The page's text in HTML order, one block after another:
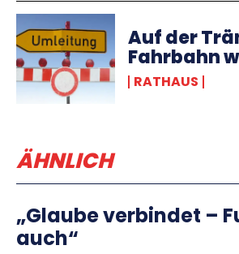
Auf der
Fahrbahn
RATHAUS
ÄHNLICH
„Glaube verbindet –
auch“